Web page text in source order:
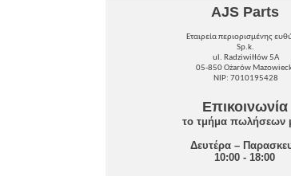
AJS Parts
Εταιρεία περιορισμένης
Sp.k.
ul. Radziwiłłów 5A
05-850 Ożarów
NIP: 7010195428
Επικοινωνία
το τμήμα πωλήσεων
Δευτέρα –
10:00 - 18:00